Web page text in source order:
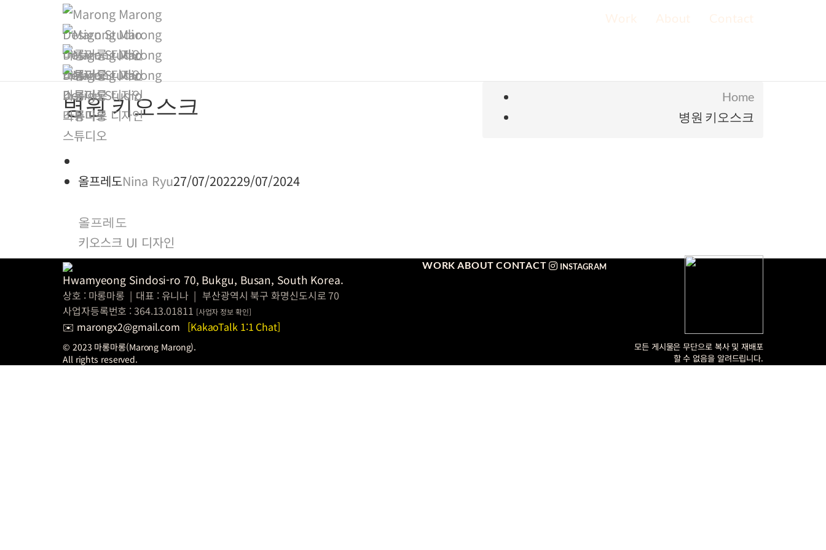
Work About Contact
병원 키오스크
Home
병원 키오스크
올프레도Nina Ryu27/07/202229/07/2024
올프레도
키오스크 UI 디자인
Hwamyeong Sindosi-ro 70, Bukgu, Busan, South Korea.
상호 : 마롱마롱 | 대표 : 유니나 | 부산광역시 북구 화명신도시로 70
사업자등록번호 : 364.13.01811 [사업자 정보 확인]
✉️ marongx2@gmail.com [KakaoTalk 1:1 Chat]
WORK ABOUT CONTACT INSTAGRAM
© 2023 마롱마롱(Marong Marong).
All rights reserved.
모든 게시물은 무단으로 복사 및 재배포
할 수 없음을 알려드립니다.